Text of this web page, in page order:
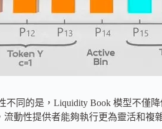
不同的是，Liquidity Book 模型不僅
流動性提供者能夠執行更為靈活和複